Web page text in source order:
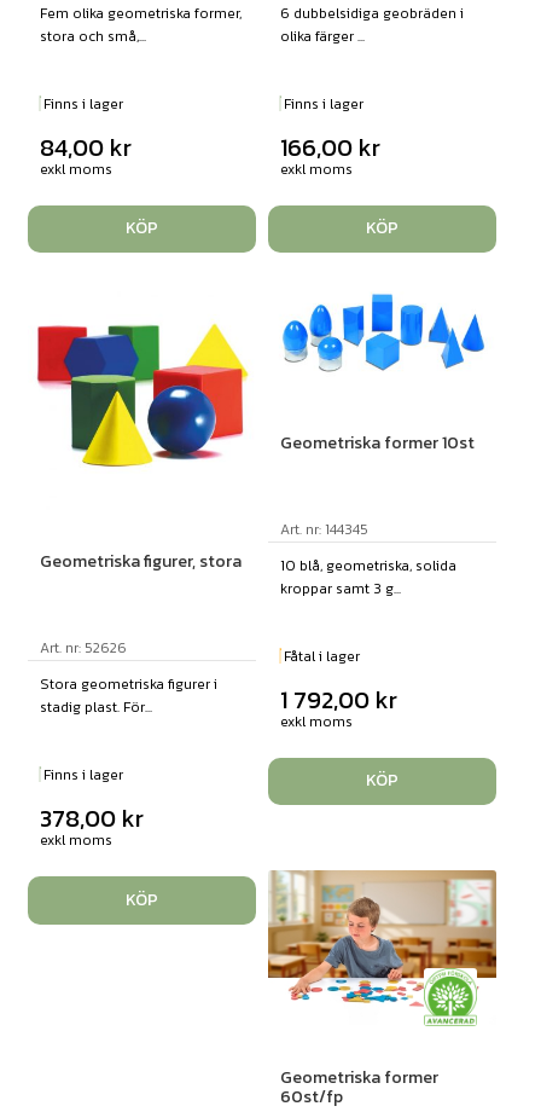
Fem olika geometriska former,
stora och små,...
Finns i lager
84,00 kr
exkl moms
KÖP
6 dubbelsidiga geobräden i
olika färger ...
Finns i lager
166,00 kr
exkl moms
KÖP
Geometriska figurer, stora
Art. nr: 52626
Stora geometriska figurer i
stadig plast. För...
Finns i lager
378,00 kr
exkl moms
KÖP
Geometriska former 10st
Art. nr: 144345
10 blå, geometriska, solida
kroppar samt 3 g...
Fåtal i lager
1 792,00 kr
exkl moms
KÖP
Geometriska former
60st/fp